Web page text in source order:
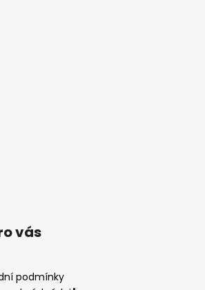
vás
podmínky